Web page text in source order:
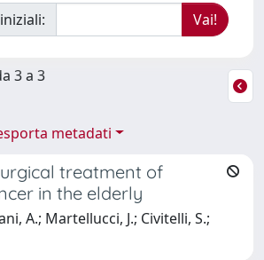
3 a 3
metadati
treatment of
in the elderly
A.; Martellucci, J.; Civitelli, S.;